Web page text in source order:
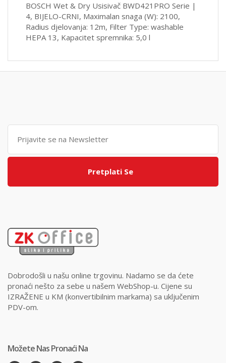
BOSCH Wet & Dry Usisivač BWD421PRO Serie |
4, BIJELO-CRNI, Maximalan snaga (W): 2100,
Radius djelovanja: 12m, Filter Type: washable
HEPA 13, Kapacitet spremnika: 5,0 l
Pretplati Se
Dobrodošli u našu online trgovinu. Nadamo se da ćete
pronaći nešto za sebe u našem WebShop-u. Cijene su
IZRAŽENE u KM (konvertibilnim markama) sa uključenim
PDV-om.
Možete Nas Pronaći Na